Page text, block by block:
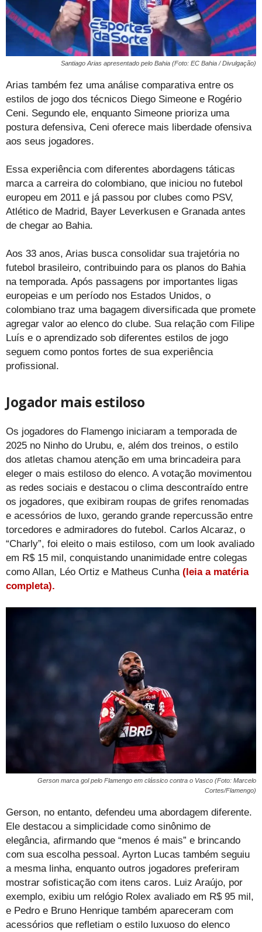
Santiago Arias apresentado pelo Bahia (Foto: EC Bahia / Divulgação)
Arias também fez uma análise comparativa entre os
estilos de jogo dos técnicos Diego Simeone e Rogério
Ceni. Segundo ele, enquanto Simeone prioriza uma
postura defensiva, Ceni oferece mais liberdade ofensiva
aos seus jogadores.
Essa experiência com diferentes abordagens táticas
marca a carreira do colombiano, que iniciou no futebol
europeu em 2011 e já passou por clubes como PSV,
Atlético de Madrid, Bayer Leverkusen e Granada antes
de chegar ao Bahia.
Aos 33 anos, Arias busca consolidar sua trajetória no
futebol brasileiro, contribuindo para os planos do Bahia
na temporada. Após passagens por importantes ligas
europeias e um período nos Estados Unidos, o
colombiano traz uma bagagem diversificada que promete
agregar valor ao elenco do clube. Sua relação com Filipe
Luís e o aprendizado sob diferentes estilos de jogo
seguem como pontos fortes de sua experiência
profissional.
Jogador mais estiloso
Os jogadores do Flamengo iniciaram a temporada de
2025 no Ninho do Urubu, e, além dos treinos, o estilo
dos atletas chamou atenção em uma brincadeira para
eleger o mais estiloso do elenco. A votação movimentou
as redes sociais e destacou o clima descontraído entre
os jogadores, que exibiram roupas de grifes renomadas
e acessórios de luxo, gerando grande repercussão entre
torcedores e admiradores do futebol. Carlos Alcaraz, o
“Charly”, foi eleito o mais estiloso, com um look avaliado
em R$ 15 mil, conquistando unanimidade entre colegas
como Allan, Léo Ortiz e Matheus Cunha (leia a matéria
completa).
Gerson marca gol pelo Flamengo em clássico contra o Vasco (Foto: Marcelo
Cortes/Flamengo)
Gerson, no entanto, defendeu uma abordagem diferente.
Ele destacou a simplicidade como sinônimo de
elegância, afirmando que “menos é mais” e brincando
com sua escolha pessoal. Ayrton Lucas também seguiu
a mesma linha, enquanto outros jogadores preferiram
mostrar sofisticação com itens caros. Luiz Araújo, por
exemplo, exibiu um relógio Rolex avaliado em R$ 95 mil,
e Pedro e Bruno Henrique também apareceram com
acessórios que refletiam o estilo luxuoso do elenco